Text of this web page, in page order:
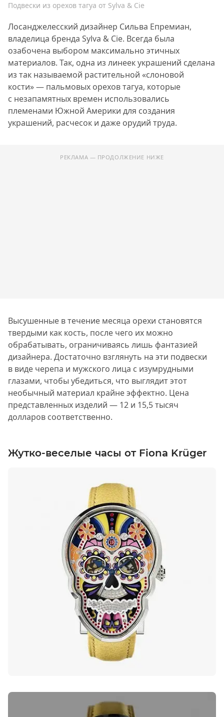
Подвески из орехов тагуа от Sylva & Cie
Лосанджелесский дизайнер Сильва Епремиан,
владелица бренда Sylva & Cie. Всегда была
озабочена выбором максимально этичных
материалов. Так, одна из линеек украшений сделана
из так называемой растительной «слоновой
кости» — пальмовых орехов тагуа, которые
с незапамятных времен использовались
племенами Южной Америки для создания
украшений, расчесок и даже орудий труда.
РЕКЛАМА — ПРОДОЛЖЕНИЕ НИЖЕ
Высушенные в течение месяца орехи становятся
твердыми как кость, после чего их можно
обрабатывать, ограничиваясь лишь фантазией
дизайнера. Достаточно взглянуть на эти подвески
в виде черепа и мужского лица с изумрудными
глазами, чтобы убедиться, что выглядит этот
необычный материал крайне эффектно. Цена
представленных изделий — 12 и 15,5 тысяч
долларов соответственно.
Жутко-веселые часы от Fiona Krüger